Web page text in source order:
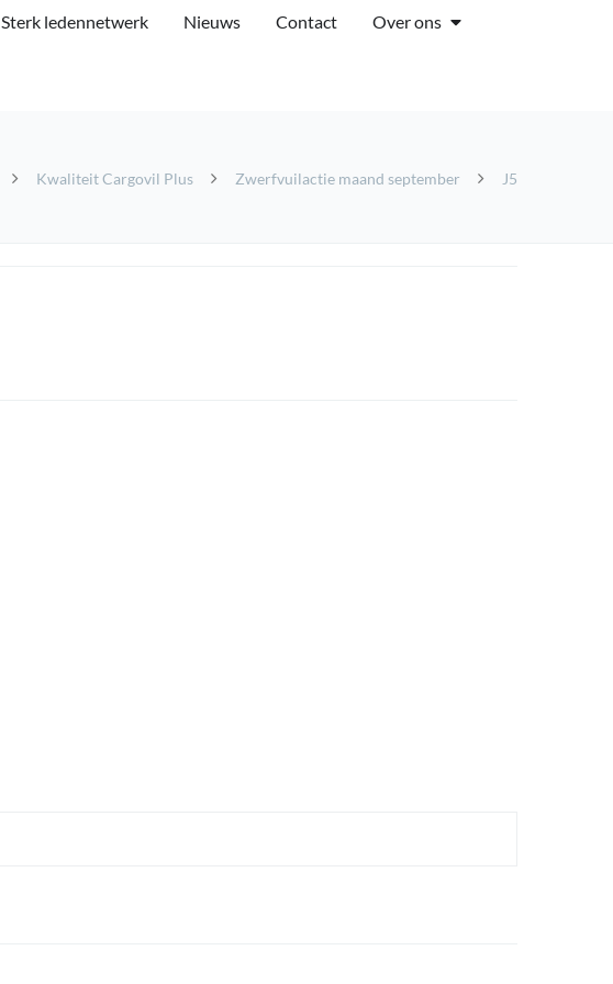
Sterk ledennetwerk Nieuws Contact Over ons
Kwaliteit Cargovil Plus Zwerfvuilactie maand september J5